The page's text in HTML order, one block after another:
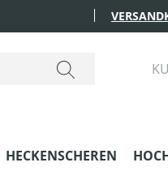
HECKENSCHEREN